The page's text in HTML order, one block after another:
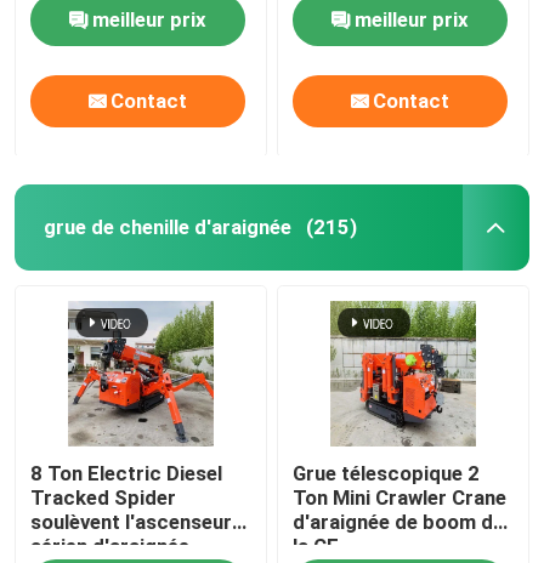
meilleur prix
Contact
meilleur prix
Contact
grue de chenille d'araignée (215)
8 Ton Electric Diesel
Tracked Spider
soulèvent l'ascenseur
aérien d'araignée
Grue télescopique 2
Ton Mini Crawler Crane
d'araignée de boom de
la CE